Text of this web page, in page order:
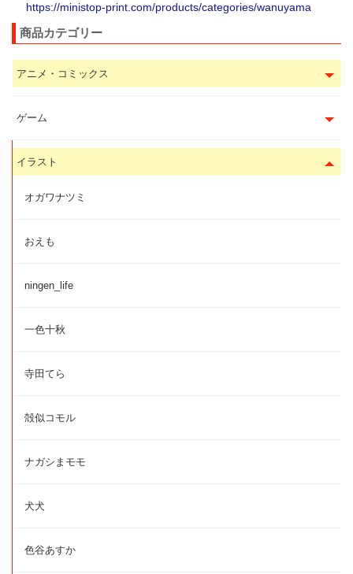
https://ministop-print.com/products/categories/wanuyama
商品カテゴリー
アニメ・コミックス
ゲーム
イラスト
オガワナツミ
おえも
ningen_life
一色十秋
寺田てら
殻似コモル
ナガシまモモ
犬犬
色谷あすか